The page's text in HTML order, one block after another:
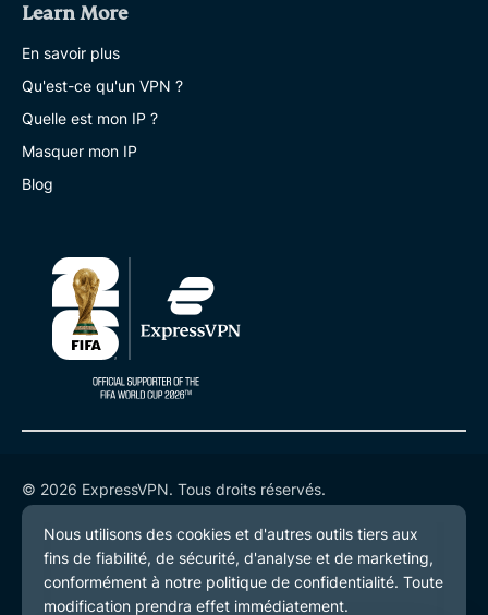
Learn More
En savoir plus
Qu'est-ce qu'un VPN ?
Quelle est mon IP ?
Masquer mon IP
Blog
© 2026 ExpressVPN. Tous droits réservés.
Politique de confidentialité
Conditions de service
Préférences de cookies